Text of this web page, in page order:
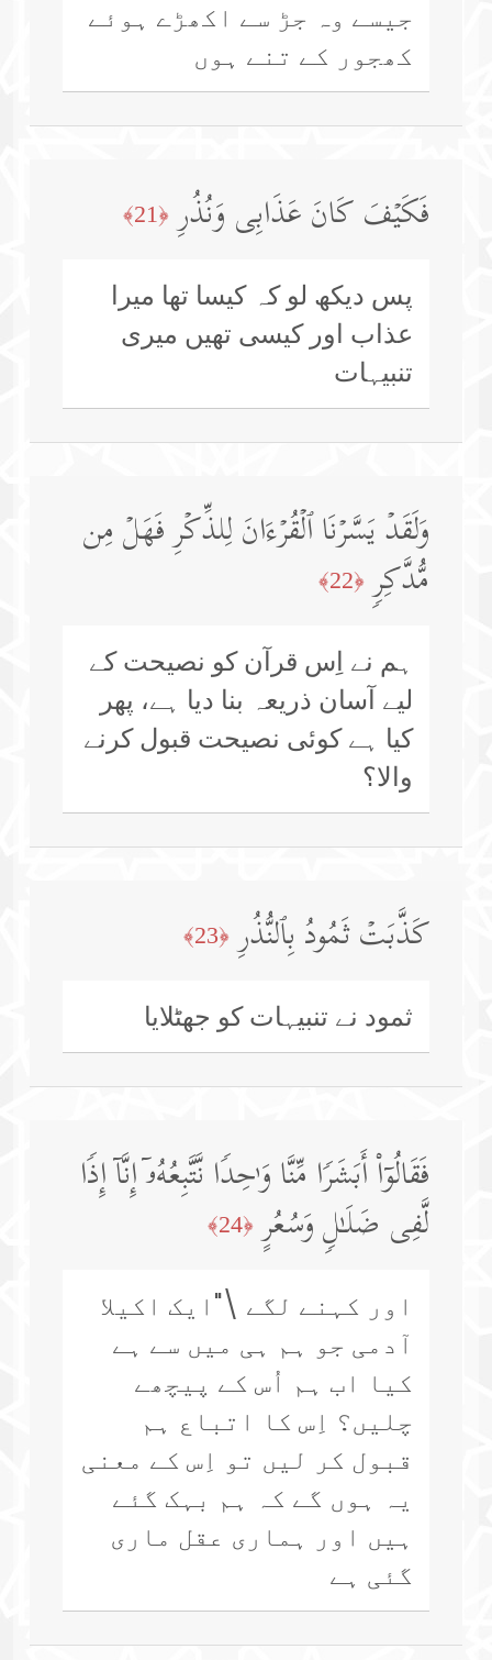
جیسے وہ جڑ سے اکھڑے ہوئے
کھجور کے تنے ہوں
فَكَیۡفَ كَانَ عَذَابِی وَنُذُرِ ﴿21﴾
پس دیکھ لو کہ کیسا تھا میرا
عذاب اور کیسی تھیں میری
تنبیہات
وَلَقَدۡ یَسَّرۡنَا ٱلۡقُرۡءَانَ لِلذِّكۡرِ فَهَلۡ مِن
مُّدَّكِرࣲ ﴿22﴾
ہم نے اِس قرآن کو نصیحت کے
لیے آسان ذریعہ بنا دیا ہے، پھر
کیا ہے کوئی نصیحت قبول کرنے
والا؟
كَذَّبَتۡ ثَمُودُ بِٱلنُّذُرِ ﴿23﴾
ثمود نے تنبیہات کو جھٹلایا
فَقَالُوۤا۟ أَبَشَرࣰا مِّنَّا وَ ٰ⁠حِدࣰا نَّتَّبِعُهُۥۤ إِنَّاۤ إِذࣰا
لَّفِی ضَلَـٰلࣲ وَسُعُرٍ ﴿24﴾
اور کہنے لگے \"ایک اکیلا
آدمی جو ہم ہی میں سے ہے
کیا اب ہم اُس کے پیچھے
چلیں؟ اِس کا اتباع ہم
قبول کر لیں تو اِس کے معنی
یہ ہوں گے کہ ہم بہک گئے
ہیں اور ہماری عقل ماری
گئی ہے